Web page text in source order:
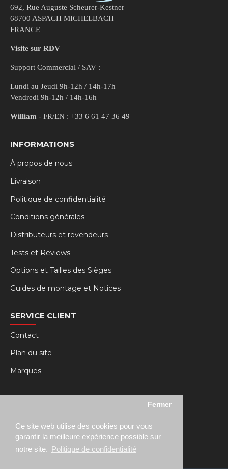
Ce site web utilise des cookies pour vous
garantir la meilleure expérience possible sur
notre site. Politique de confidentialité
Fermer
692, Rue Auguste Scheurer-Kestner
68700 ASPACH MICHELBACH
FRANCE
Visite sur RDV
Support Commercial / SAV :
Lundi au Jeudi 9h-12h / 14h-17h
Vendredi 9h-12h / 14h-16h
William - FR/EN : +33 6 61 47 36 49
INFORMATIONS
À propos de nous
Livraison
Politique de confidentialité
Conditions générales
Distributeurs et revendeurs
Tests et Reviews
Options et Tailles des Sièges
Guides de montage et Notices
SERVICE CLIENT
Contact
Plan du site
Marques
MY RSEAT
Historique des commandes